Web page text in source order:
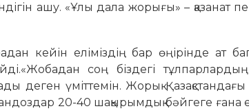
ашу. «Ұлы дала жорығы» – қазанат
кейін еліміздің бар өңірінде ат
соң біздегі
деген үміттемін. Жорық
20-40 шақырымдық бәйгеге ғана